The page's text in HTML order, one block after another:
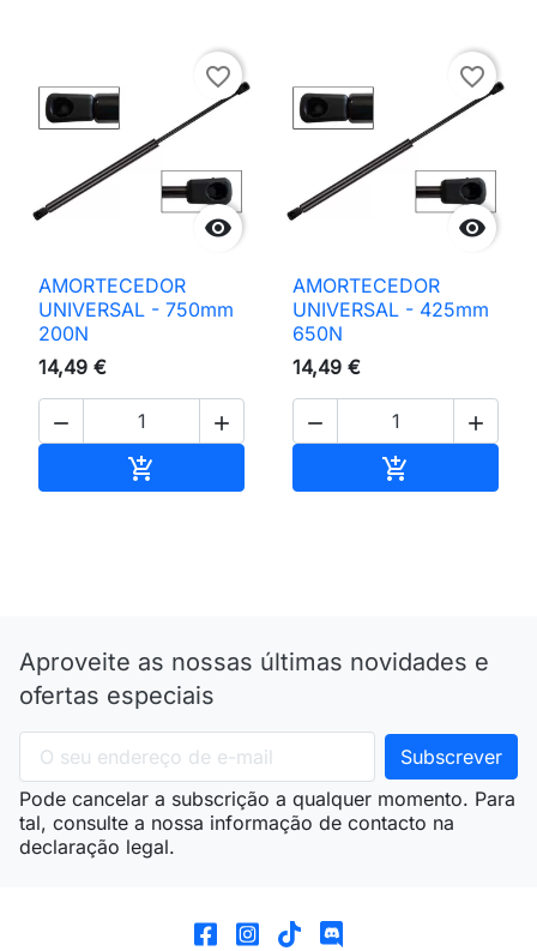

favorite_border
AMORTECEDOR
UNIVERSAL - 750mm
200N
14,49 €
 


favorite_border
AMORTECEDOR
UNIVERSAL - 425mm
650N
14,49 €
 

Aproveite as nossas últimas novidades e
ofertas especiais
Pode cancelar a subscrição a qualquer momento. Para
tal, consulte a nossa informação de contacto na
declaração legal.